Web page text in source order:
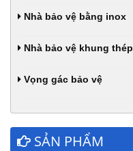
Nhà bảo vệ bằng inox
Nhà bảo vệ khung thép
Vọng gác bảo vệ
SẢN PHẨM